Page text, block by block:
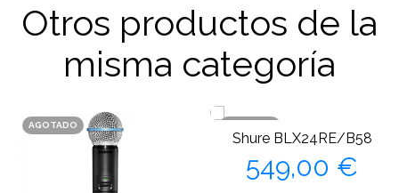
Otros productos de la
misma categoría
AGOTADO
Shure BLX24RE/B58
Precio
549,00 €